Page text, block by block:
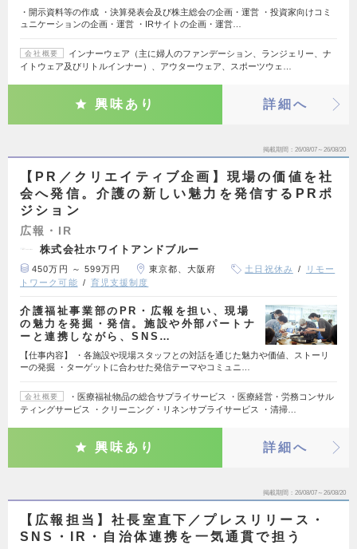
・開示資料等の作成 ・決算発表会及び株主総会の企画・運営 ・投資家向けコミ
ュニケーションの企画・運営 ・IRサイトの企画・運営…
会社概要
インナーウェア（主に婦人のファンデーション、ランジェリー、ナ
イトウェア及びリトルインナー）、アウターウェア、スポーツウェ…
興味あり 詳細へ
掲載期間 26/08/07～26/08/20
【PR／クリエイティブ企画】現場の価値を社
会へ発信。介護の新しい魅力を発信するPRポ
ジション
広報・IR
株式会社ホワイトアンドブルー
450万円 ～ 599万円 東京都、大阪府 土日祝休み
リモー
トワーク可能
育児支援制度
介護福祉事業部のPR・広報を担い、現場
の魅力を発掘・発信。施設や外部パートナ
ーと連携しながら、SNS…
【仕事内容】 ・各施設や現場スタッフとの対話を通じた魅力や価値、ストーリ
ーの発掘 ・ターゲットに合わせた発信テーマやコミュニ…
会社概要
・医療福祉物品の総合サプライサービス ・医療経営・労務コンサル
ティングサービス ・クリーニング・リネンサプライサービス ・清掃…
興味あり 詳細へ
掲載期間 26/08/07～26/08/20
【広報担当】社長室直下／プレスリリース・
SNS・IR・自治体連携を一気通貫で担う